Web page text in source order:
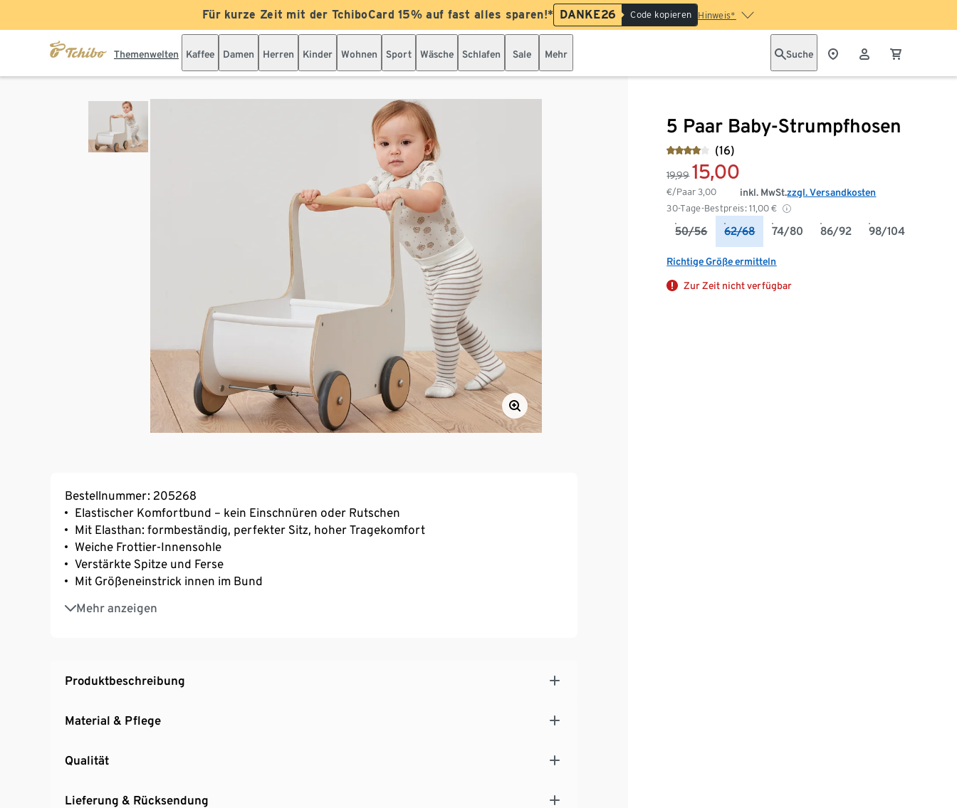
Für kurze Zeit mit der TchiboCard 15% auf fast alles sparen!* DANKE26 Code kopieren Hinweis*
Themenwelten Kaffee Damen Herren Kinder Wohnen Sport Wäsche Schlafen Sale Mehr Suche
5 Paar Baby-Strumpfhosen
(16)
19,99 15,00
€/Paar3,00
30-Tage-Bestpreis: 11,00 €
inkl. MwSt.zzgl. Versandkosten
50/56 62/68 74/80 86/92 98/104
Richtige Größe ermitteln
Zur Zeit nicht verfügbar
Bestellnummer: 205268
Elastischer Komfortbund – kein Einschnüren oder Rutschen
Mit Elasthan: formbeständig, perfekter Sitz, hoher Tragekomfort
Weiche Frottier-Innensohle
Verstärkte Spitze und Ferse
Mit Größeneinstrick innen im Bund
Mehr anzeigen
Mit Baumwolle
Produktbeschreibung
Material & Pflege
Qualität
Lieferung & Rücksendung